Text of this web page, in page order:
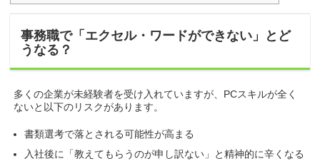
事務職で「エクセル・ワードができない」とど
うなる？
多くの企業が未経験者を受け入れていますが、PCスキルが全く
ないと以下のリスクがあります。
書類選考で落とされる可能性が高まる
入社後に「教えてもらうのが申し訳ない」と精神的に辛くなる